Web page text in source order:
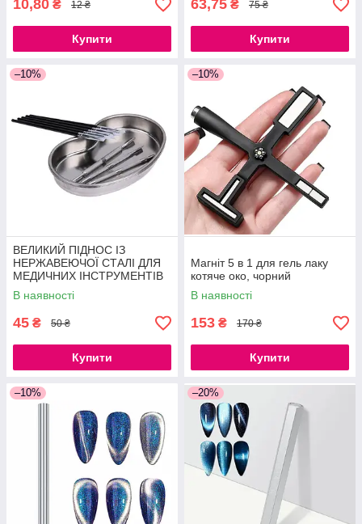
10,80 ₴ 12 ₴
Купити
63,75 ₴ 75 ₴
Купити
–10%
ВЕЛИКИЙ ПІДНОС ІЗ
НЕРЖАВЕЮЧОЇ СТАЛІ ДЛЯ
МЕДИЧНИХ ІНСТРУМЕНТІВ
21СМ
В наявності
45 ₴ 50 ₴
Купити
–10%
Магніт 5 в 1 для гель лаку
котяче око, чорний
В наявності
153 ₴ 170 ₴
Купити
–10% –20%